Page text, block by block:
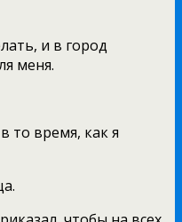
и в город
меня.
то время, как я